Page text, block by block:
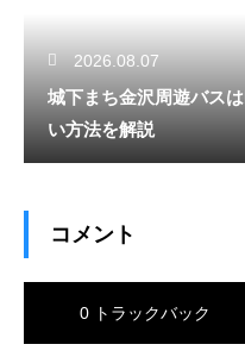
2026.08.07
城下まち金沢周遊バス
い方法を解説
コメント
0 トラックバック